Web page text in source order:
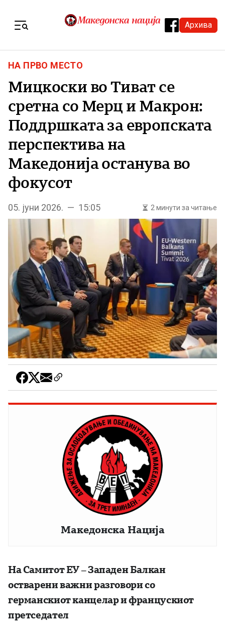
Архива
НА ПРВО МЕСТО
Мицкоски во Тиват се
сретна со Мерц и Макрон:
Поддршката за европската
перспектива на
Македонија останува во
фокусот
05. јуни 2026. — 15:05 2 минути за читање
Македонска Нација
На Самитот ЕУ – Западен Балкан
остварени важни разговори со
германскиот канцелар и францускиот
претседател